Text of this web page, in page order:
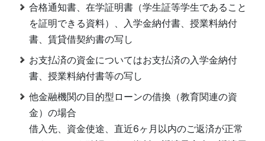
合格通知書、在学証明書（学生証等学生であること
を証明できる資料）、入学金納付書、授業料納付
書、賃貸借契約書の写し
お支払済の資金についてはお支払済の入学金納付
書、授業料納付書等の写し
他金融機関の目的型ローンの借換（教育関連の資
金）の場合
借入先、資金使途、直近6ヶ月以内のご返済が正常